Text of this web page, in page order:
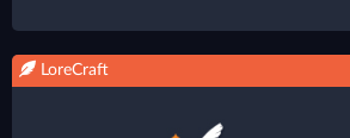
LoreCraft